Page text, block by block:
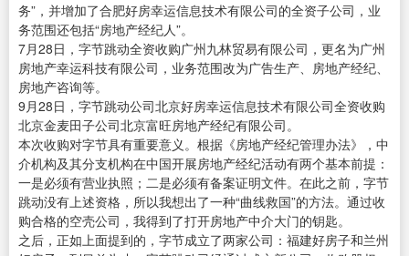
务”，并增加了合肥好房幸运信息技术有限公司的全资子公司，业
务范围还包括“房地产经纪人”。
7月28日，字节跳动全资收购广州九林贸易有限公司，更名为广州
房地产幸运科技有限公司，业务范围改为广告生产、房地产经纪、
房地产咨询等。
9月28日，字节跳动公司北京好房幸运信息技术有限公司全资收购
北京金麦田子公司北京富旺房地产经纪有限公司。
本次收购对字节具有重要意义。根据《房地产经纪管理办法》，中
介机构及其分支机构在中国开展房地产经纪活动有两个基本前提：
一是必须有营业执照；二是必须有备案证明文件。在此之前，字节
跳动没有上述资格，所以我想出了一种“曲线救国”的方法。通过收
购合格的空壳公司，我得到了打开房地产中介大门的钥匙。
之后，正如上面提到的，字节成立了两家公司：福建好房子和兰州